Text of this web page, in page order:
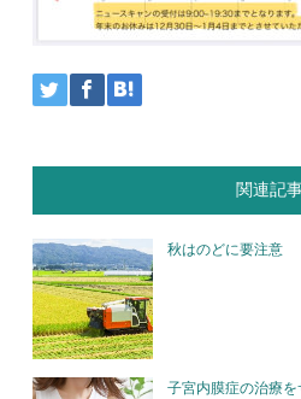
関連記
秋はのどに要注意
子宮内膜症の治療